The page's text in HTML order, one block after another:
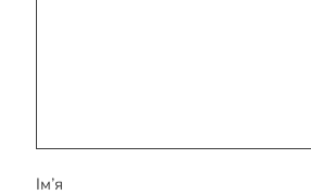
Ім’я